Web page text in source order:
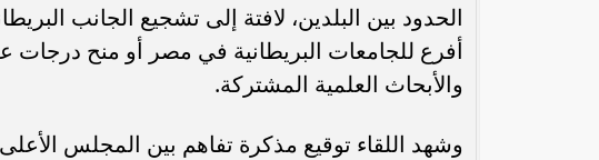
الحدود بين البلدين، لافتة إلى تشجيع الجانب
أفرع للجامعات البريطانية في مصر أو منح درجات
والأبحاث العلمية المشتركة.
وشهد اللقاء توقيع مذكرة تفاهم بين المجلس